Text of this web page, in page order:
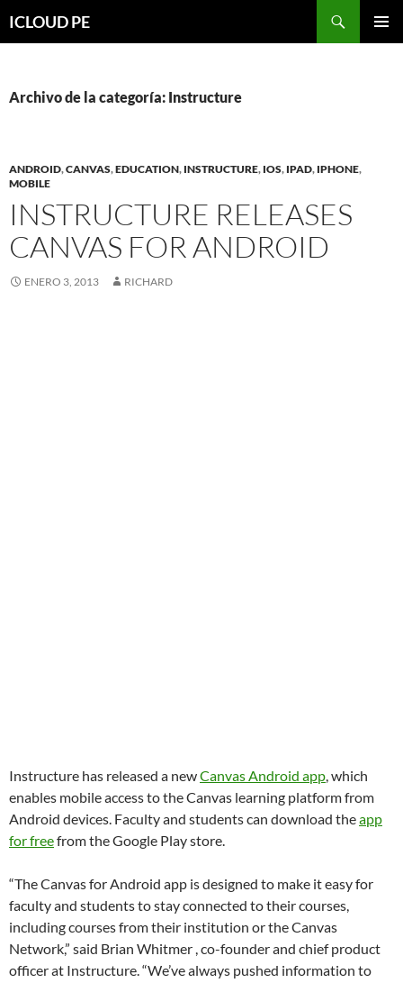
hacia
ICLOUD PE
Archivo de la categoría: Instructure
ANDROID,CANVAS,EDUCATION, INSTRUCTURE, IOS, IPAD, IPHONE,
MOBILE
INSTRUCTURE RELEASES
CANVAS FOR ANDROID
ENERO 3, 2013 RICHARD
Instructure has released a newCanvas Android app, which
enables mobile access to the Canvas learning platform from
Android devices. Faculty and students can download theapp
for freefrom the Google Play store.
“The Canvas for Android app is designed to make it easy for
faculty and students to stay connected to their courses,
including courses from their institution or the Canvas
Network,” said Brian Whitmer , co-founder and chief product
officer at Instructure. “We’ve always pushed information to